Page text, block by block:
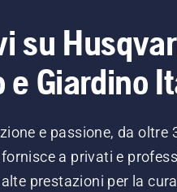
su
e Giardino
e passione, da oltre
a privati e
prestazioni per la